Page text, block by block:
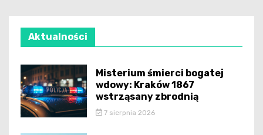
Aktualności
Misterium śmierci bogatej
wdowy: Kraków 1867
wstrząsany zbrodnią
7 sierpnia 2026